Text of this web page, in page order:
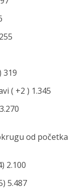
319
( +2 ) 1.345
od
2.100
5.487